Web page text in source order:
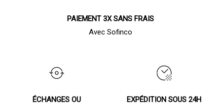
PAIEMENT 3X SANS FRAIS
Avec Sofinco
ÉCHANGES OU
EXPÉDITION SOUS 24H